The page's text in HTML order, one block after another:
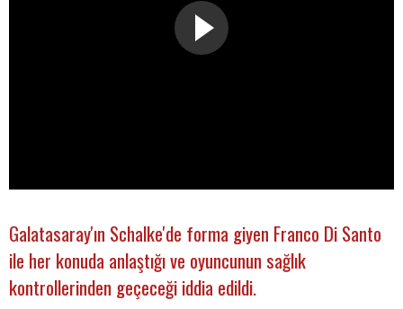
Galatasaray'ın Schalke'de forma giyen Franco Di Santo
ile her konuda anlaştığı ve oyuncunun sağlık
kontrollerinden geçeceği iddia edildi.